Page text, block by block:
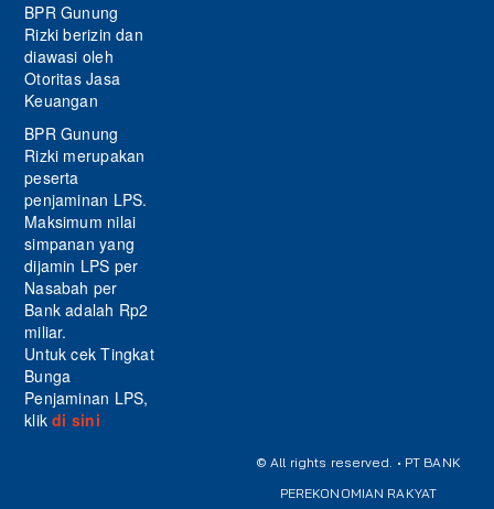
BPR Gunung
Rizki berizin dan
diawasi oleh
Otoritas Jasa
Keuangan
BPR Gunung
Rizki merupakan
peserta
penjaminan LPS.
Maksimum nilai
simpanan yang
dijamin LPS per
Nasabah per
Bank adalah Rp2
miliar.
Untuk cek Tingkat
Bunga
Penjaminan LPS,
klik di sini
© All rights reserved. • PT BANK
PEREKONOMIAN RAKYAT